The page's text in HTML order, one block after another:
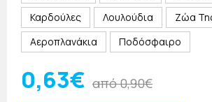
Καρδούλες
Λουλούδια
Ζώα
Αεροπλανάκια
Ποδόσφαιρο
0,63€ από 0,90€